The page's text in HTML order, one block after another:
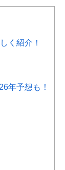
く紹介！
年予想も！